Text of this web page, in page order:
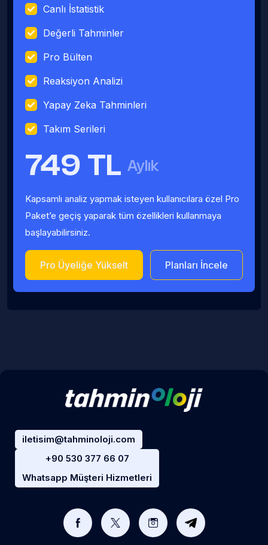
Canlı İstatistik
Değerli Tahminler
Pro Bülten
Reaksiyon Analizi
Yapay Zeka Tahminleri
Takım Serileri
749 TL Aylık
Kapsamlı analiz yapmak isteyen kullanıcılara özel Pro
Paket’e geçiş yaparak tüm özellikleri kullanmaya
başlayabilirsiniz.
Pro Üyeliğe Yükselt Planları İncele
iletisim@tahminoloji.com
+90 530 377 66 07
Whatsapp Müşteri Hizmetleri